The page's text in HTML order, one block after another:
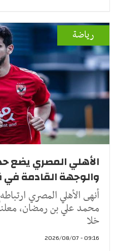
رياضة
الأهلي المصري يضع
والوجهة القادمة
أنهى الأهلي المصري
محمد علي بن رمضان،
خلا
09:16 - 2026/08/07